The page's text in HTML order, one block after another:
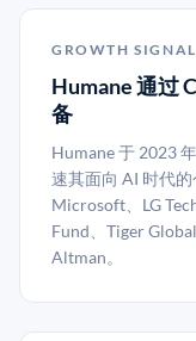
GROWTH SIGNAL
Humane 通过
备
Humane 于 2023
速其面向 AI 时代
Microsoft、LG
Fund、Tiger
Altman。